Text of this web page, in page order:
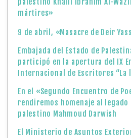
mártires»
9 de abril, «Masacre de Deir
Embajada del Estado de
participó en la apertura del IX
Internacional de Escritores
En el «Segundo Encuentro de
rendiremos homenaje al
palestino Mahmoud Darwish
El Ministerio de Asuntos